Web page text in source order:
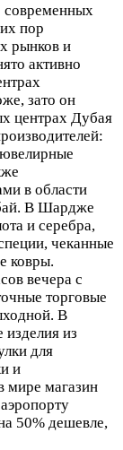
современных
пор
рынков и
активно
зато он
центрах Дубая
в области
В Шардже
и серебра,
чеканные
ковры.
вечера с
торговые
В
изделия из
для
и
мире магазин
50% дешевле,